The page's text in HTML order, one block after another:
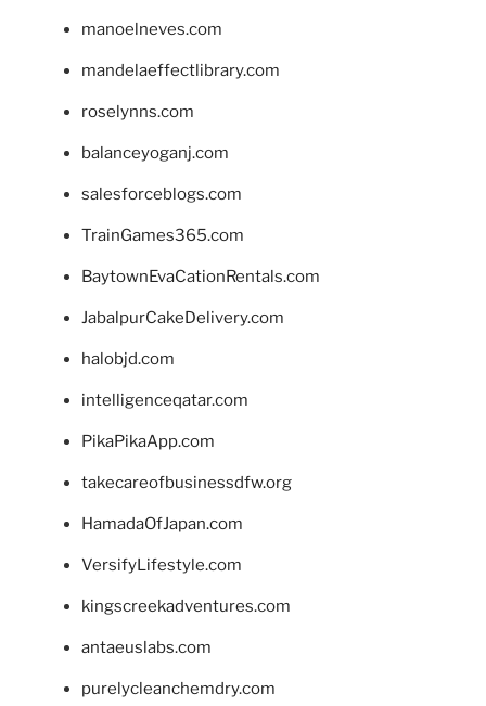
manoelneves.com
mandelaeffectlibrary.com
roselynns.com
balanceyoganj.com
salesforceblogs.com
TrainGames365.com
BaytownEvaCationRentals.com
JabalpurCakeDelivery.com
halobjd.com
intelligenceqatar.com
PikaPikaApp.com
takecareofbusinessdfw.org
HamadaOfJapan.com
VersifyLifestyle.com
kingscreekadventures.com
antaeuslabs.com
purelycleanchemdry.com